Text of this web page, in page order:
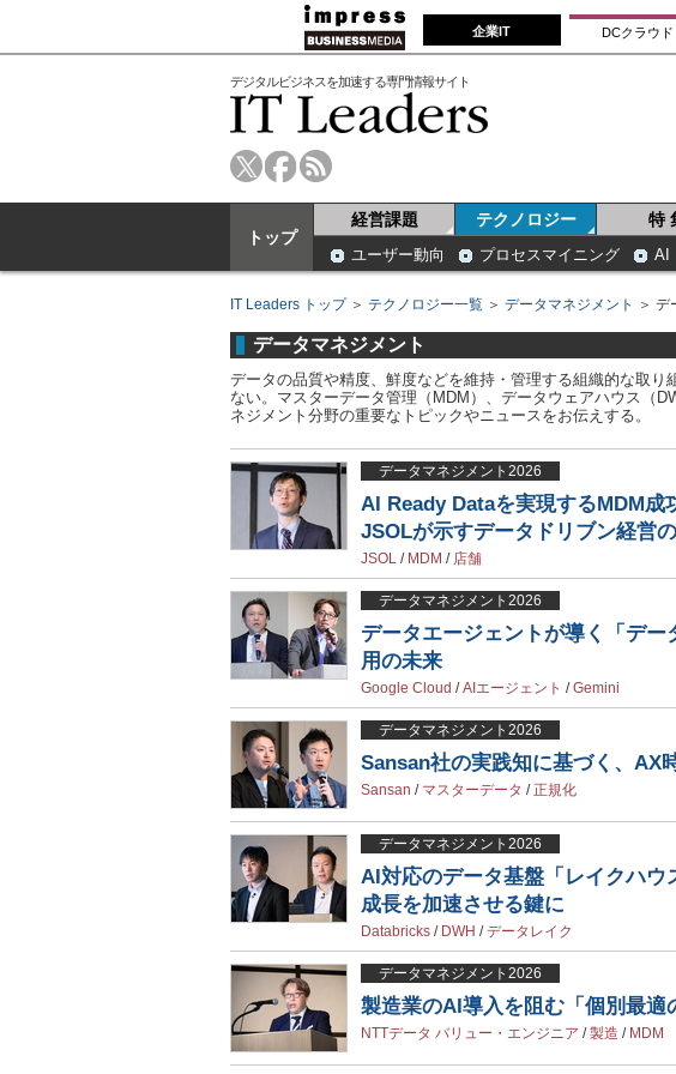
企業IT DCクラウド
デジタルビジネスを加速する専門情報サイト
トップ
経営課題 テクノロジー 特
ユーザー動向 プロセスマイニング AI
IT Leaders トップ＞ テクノロジー一覧 ＞ データマネジメント ＞
データマネジメント
データの品質や精度、鮮度などを維持・管理する組織的な取り
ない。マスターデータ管理（MDM）、データウェアハウス（
ネジメント分野の重要なトピックやニュースをお伝えする。
データマネジメント2026
AI Ready Dataを実現するMDM成
JSOLが示すデータドリブン経営
JSOL / MDM / 店舗
データマネジメント2026
データエージェントが導く「デ
用の未来
Google Cloud /AIエージェント /Gemini
データマネジメント2026
Sansan社の実践知に基づく、AX
Sansan / マスターデータ /正規化
データマネジメント2026
AI対応のデータ基盤「レイクハ
成長を加速させる鍵に
Databricks / DWH /データレイク
データマネジメント2026
製造業のAI導入を阻む「個別最適
NTTデータ バリュー・エンジニア /製造 / MDM